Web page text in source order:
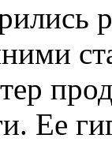
Ее